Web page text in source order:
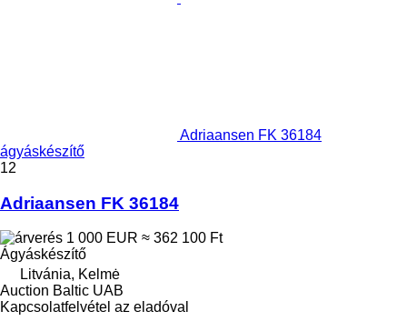
Adriaansen FK 36184
ágyáskészítő
12
Adriaansen FK 36184
1 000 EUR ≈ 362 100 Ft
Ágyáskészítő
Litvánia, Kelmė
Auction Baltic UAB
Kapcsolatfelvétel az eladóval